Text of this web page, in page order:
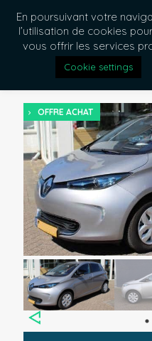
OFFRE ACHAT
En poursuivant votre
l’utilisation de cookies
vous offrir les services
Cookie settings